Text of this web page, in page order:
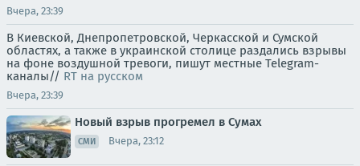
Вчера, 23:39
В Киевской, Днепропетровской, Черкасской и Сумской
областях, а также в украинской столице раздались взрывы
на фоне воздушной тревоги, пишут местные Telegram-
каналы// RT на русском
Вчера, 23:39
Новый взрыв прогремел в Сумах
СМИ Вчера, 23:12